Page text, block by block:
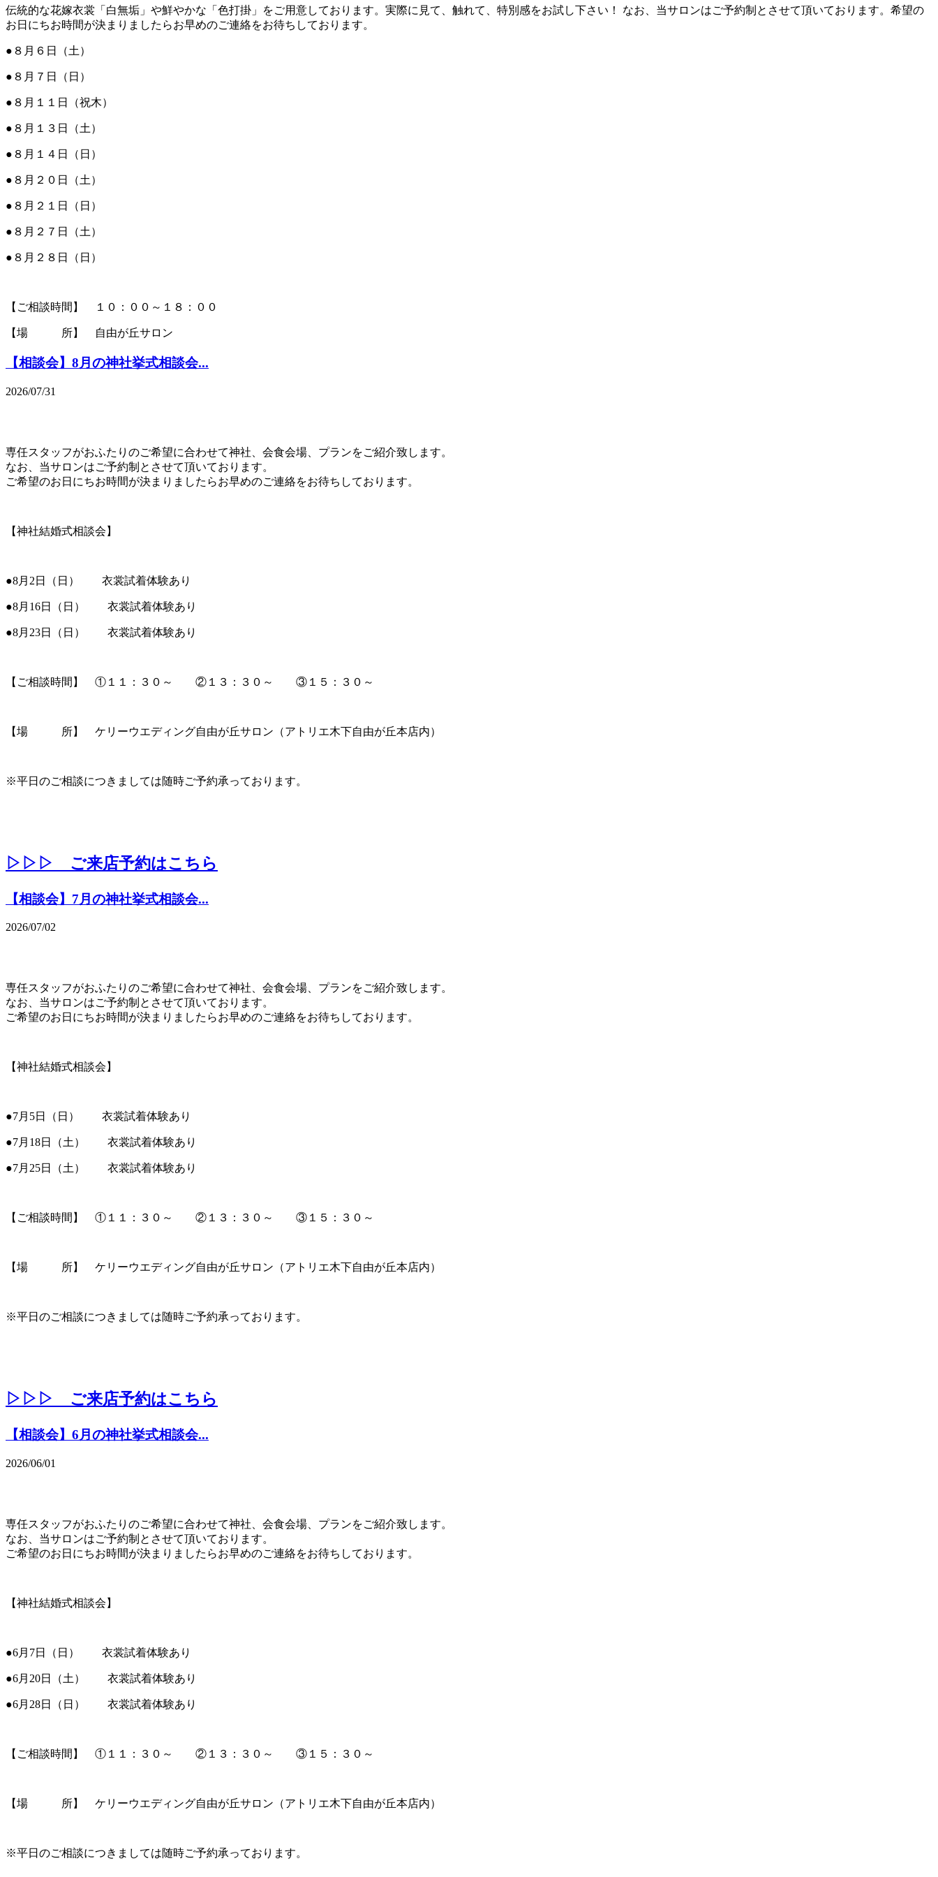
伝統的な花嫁衣裳「白無垢」や鮮やかな「色打掛」をご用意しております。実際に見て、触れて、特別感をお試し下さい！ なお、当サロンはご予約制とさせて頂いております。希望の
お日にちお時間が決まりましたらお早めのご連絡をお待ちしております。
●８月６日（土）
●８月７日（日）
●８月１１日（祝木）
●８月１３日（土）
●８月１４日（日）
●８月２０日（土）
●８月２１日（日）
●８月２７日（土）
●８月２８日（日）
【ご相談時間】 １０：００～１８：００
【場 所】 自由が丘サロン
【相談会】8月の神社挙式相談会...
2026/07/31
専任スタッフがおふたりのご希望に合わせて神社、会食会場、プランをご紹介致します。
なお、当サロンはご予約制とさせて頂いております。
ご希望のお日にちお時間が決まりましたらお早めのご連絡をお待ちしております。
【神社結婚式相談会】
●8月2日（日） 衣裳試着体験あり
●8月16日（日） 衣裳試着体験あり
●8月23日（日） 衣裳試着体験あり
【ご相談時間】 ①１１：３０～ ②１３：３０～ ③１５：３０～
【場 所】 ケリーウエディング自由が丘サロン（アトリエ木下自由が丘本店内）
※平日のご相談につきましては随時ご予約承っております。
▷▷▷ ご来店予約はこちら
【相談会】7月の神社挙式相談会...
2026/07/02
専任スタッフがおふたりのご希望に合わせて神社、会食会場、プランをご紹介致します。
なお、当サロンはご予約制とさせて頂いております。
ご希望のお日にちお時間が決まりましたらお早めのご連絡をお待ちしております。
【神社結婚式相談会】
●7月5日（日） 衣裳試着体験あり
●7月18日（土） 衣裳試着体験あり
●7月25日（土） 衣裳試着体験あり
【ご相談時間】 ①１１：３０～ ②１３：３０～ ③１５：３０～
【場 所】 ケリーウエディング自由が丘サロン（アトリエ木下自由が丘本店内）
※平日のご相談につきましては随時ご予約承っております。
▷▷▷ ご来店予約はこちら
【相談会】6月の神社挙式相談会...
2026/06/01
専任スタッフがおふたりのご希望に合わせて神社、会食会場、プランをご紹介致します。
なお、当サロンはご予約制とさせて頂いております。
ご希望のお日にちお時間が決まりましたらお早めのご連絡をお待ちしております。
【神社結婚式相談会】
●6月7日（日） 衣裳試着体験あり
●6月20日（土） 衣裳試着体験あり
●6月28日（日） 衣裳試着体験あり
【ご相談時間】 ①１１：３０～ ②１３：３０～ ③１５：３０～
【場 所】 ケリーウエディング自由が丘サロン（アトリエ木下自由が丘本店内）
※平日のご相談につきましては随時ご予約承っております。